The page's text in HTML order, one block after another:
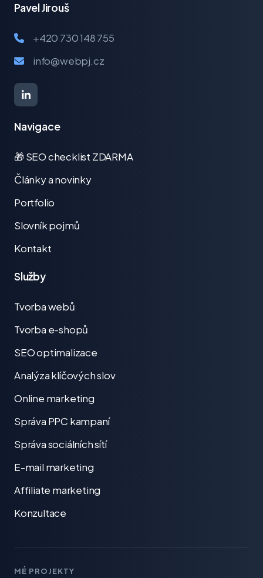
Pavel Jirouš
+420 730 148 755
info@webpj.cz
Navigace
🎁 SEO checklist ZDARMA
Články a novinky
Portfolio
Slovník pojmů
Kontakt
Služby
Tvorba webů
Tvorba e-shopů
SEO optimalizace
Analýza klíčových slov
Online marketing
Správa PPC kampaní
Správa sociálních sítí
E-mail marketing
Affiliate marketing
Konzultace
MÉ PROJEKTY